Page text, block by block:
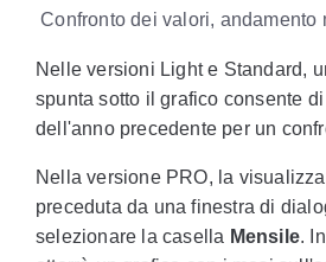
Confronto dei valori, andamento
Nelle versioni Light e Standard,
spunta sotto il grafico consente
dell'anno precedente per un
Nella versione PRO, la
preceduta da una finestra di
selezionare la casella Mensile.